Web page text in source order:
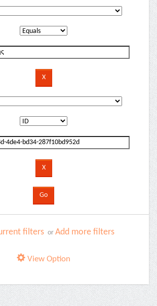
filters or Add more filters
View Option